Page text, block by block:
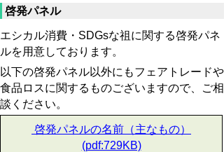
啓発パネル
エシカル消費・SDGsな祖に関する啓発パネ
ルを用意しております。
以下の啓発パネル以外にもフェアトレードや
食品ロスに関するものございますので、ご相
談ください。
啓発パネルの名前（主なもの）
(pdf:729KB)